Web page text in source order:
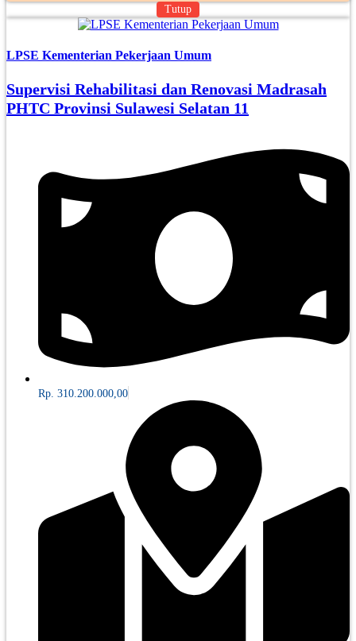
Tutup
LPSE Kementerian Pekerjaan Umum
Supervisi Rehabilitasi dan Renovasi Madrasah
PHTC Provinsi Sulawesi Selatan 11
Rp. 310.200.000,00